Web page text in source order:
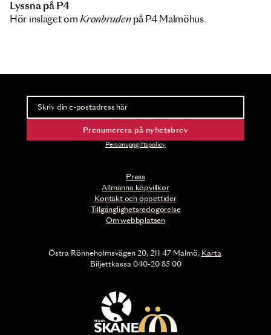
Lyssna på P4
Hör inslaget om Kronbrudenpå P4 Malmöhus.
Press
Allmänna köpvillkor
Kontakt och öppettider
Tillgänglighetsredogörelse
Om webbplatsen
Nyhetsbrev
Ta del av förhandsinformation och biljettsläpp.
Prenumerera på nyhetsbrev
Personuppgiftspolicy
Östra Rönneholmsvägen 20, 211 47 Malmö, Karta
Biljettkassa 040-20 85 00